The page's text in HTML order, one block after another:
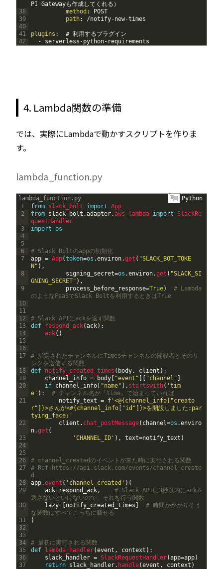
38
39
40
41
42
PI Gatewayも作成してくれる）
method : POST
path: /notify-new-times
plugins :  # 利用するプラグイン
-
serverless-python-requirements
4. Lambda関数の準備
では、実際にLambdaで動かすスクリプトを作りま
す。
lambda_function.py
lambda_function.py
Python
1
2
3
4
5
6
7
8
9
10
11
12
13
14
15
16
17
18
19
20
21
22
23
24
25
26
27
28
29
30
31
32
33
34
35
36
37
from slack_bolt import App
from slack_bolt .adapter.aws_lambda import SlackRe
questHandler
import os
# Slack Boltのappの初期化
app = App(token=os .environ.get ( "SLACK_BOT_TOKE
N" ) ,
signing_secret=os .environ.get ( "SLACK_SI
GNING_SECRET" ) ,
process_before_response=True)
# Lambda
のようなFaaSでSlack Boltを利用するときはTrue
# Slack APIにackを返す関数
def
respond_ack(ack) :
ack( )
# 指定されたチャンネルにTimesチャンネルの開設者とそのリ
ンクを送信する関数
def notify_created_times ( body, client ) :
channel_info = body "event" "channel"
if channel_info "name" . startswith( 'tim
e' ) :
# チャンネル名が「time」で始まっていれば
notify_text = f '<@{channel_info["creato
r"]}>さんが<#{channel_info["id"]}>を開設しました:par
tying_face:'
client . chat_postMessage( channel=os .enviro
n.get (
'CHANNEL_ID' ) , text=notify_text )
# channel_createdのイベントが来た時に実行される関数
# Ref:https://api.slack.com/events/channel_create
d
app.event ( 'channel_created' ) (
ack=respond_ack,
# Slack APIに3秒以内にackを
返さないといけないので、それを行う関数
lazy= notify_created_times
# 時間がかかりそう
な関数はすべてこっちに載せる
)
# 最初に実行される関数
def
lambda_handler(event , context ) :
slack_handler = SlackRequestHandler(app=app)
return slack_handler. handle(event , context )